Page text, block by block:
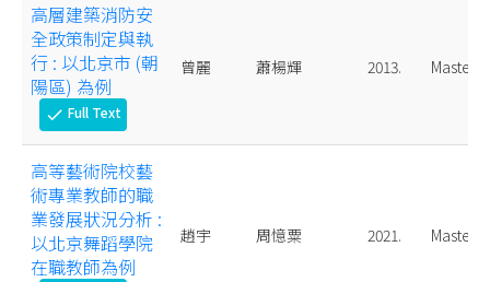
高層建築消防安
全政策制定與執
行 : 以北京市 (朝
陽區) 為例
check Full Text
曾麗 蕭楊輝 2013. Master
高等藝術院校藝
術專業教師的職
業發展狀況分析 :
以北京舞蹈學院
在職教師為例
趙宇 周憶粟 2021. Master